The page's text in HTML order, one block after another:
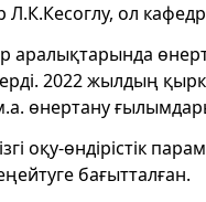
Л.К.Кесоглу, ол
аралықтарында
2022 жылдың
өнертану
оқу-өндірістік
бағытталған.